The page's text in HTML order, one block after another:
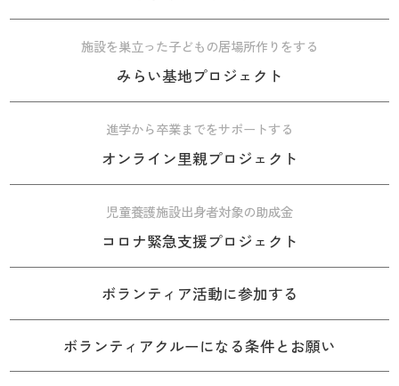
施設を巣立った子どもの居場所作りをする
みらい基地プロジェクト
進学から卒業までをサポートする
オンライン里親プロジェクト
児童養護施設出身者対象の助成金
コロナ緊急支援プロジェクト
ボランティア活動に参加する
ボランティアクルーになる条件とお願い